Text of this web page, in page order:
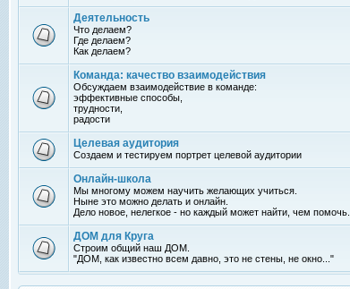
Деятельность
Что делаем?
Где делаем?
Как делаем?
Команда: качество взаимодействия
Обсуждаем взаимодействие в команде:
эффективные способы,
трудности,
радости
Целевая аудитория
Создаем и тестируем портрет целевой аудитории
Онлайн-школа
Мы многому можем научить желающих учиться.
Ныне это можно делать и онлайн.
Дело новое, нелегкое - но каждый может найти, чем помочь.
ДОМ для Круга
Строим общий наш ДОМ.
"ДОМ, как известно всем давно, это не стены, не окно..."